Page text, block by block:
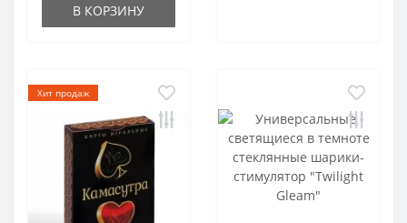
В КОРЗИНУ
Хит продаж